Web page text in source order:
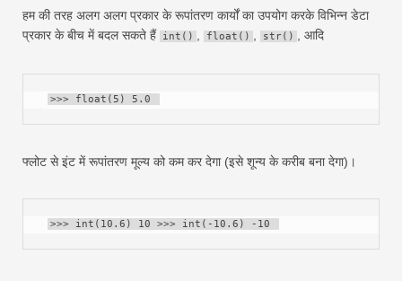
हम की तरह अलग अलग प्रकार के रूपांतरण कार्यों का उपयोग करके विभिन्न डेटा
प्रकार के बीच में बदल सकते हैं int() float() str() , आदि
>>> float(5) 5.0
फ्लोट से इंट में रूपांतरण मूल्य को कम कर देगा (इसे शून्य के करीब बना देगा)।
>>> int(10.6) 10 >>> int(-10.6) -10